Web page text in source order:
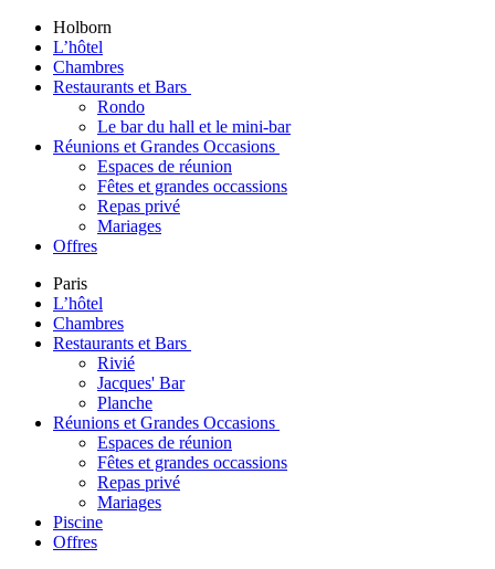
Holborn
L’hôtel
Chambres
Restaurants et Bars
Rondo
Le bar du hall et le mini-bar
Réunions et Grandes Occasions
Espaces de réunion
Fêtes et grandes occassions
Repas privé
Mariages
Offres
Paris
L’hôtel
Chambres
Restaurants et Bars
Rivié
Jacques' Bar
Planche
Réunions et Grandes Occasions
Espaces de réunion
Fêtes et grandes occassions
Repas privé
Mariages
Piscine
Offres